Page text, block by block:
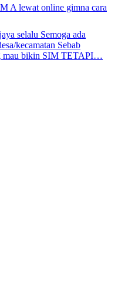
A lewat online gimna cara
selalu Semoga ada
kecamatan Sebab
mau bikin SIM TETAPI…